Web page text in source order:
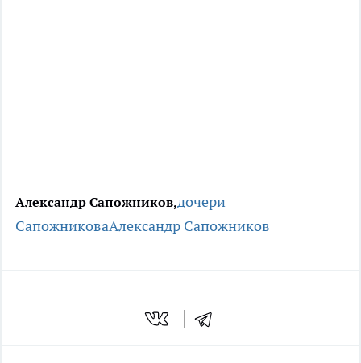
Александр Сапожников,дочери
СапожниковаАлександр Сапожников